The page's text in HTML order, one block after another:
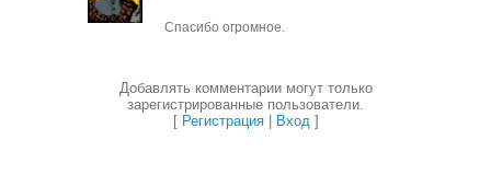
Спасибо огромное.
Добавлять комментарии могут только
зарегистрированные пользователи.
[ Регистрация| Вход]